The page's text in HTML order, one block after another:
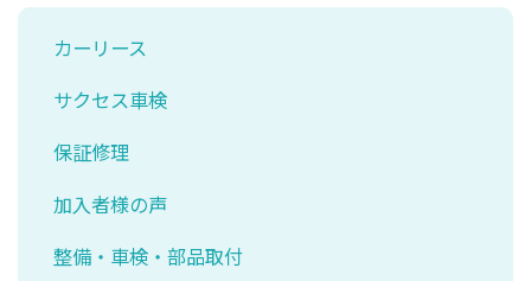
カーリース
サクセス車検
保証修理
加入者様の声
整備・車検・部品取付